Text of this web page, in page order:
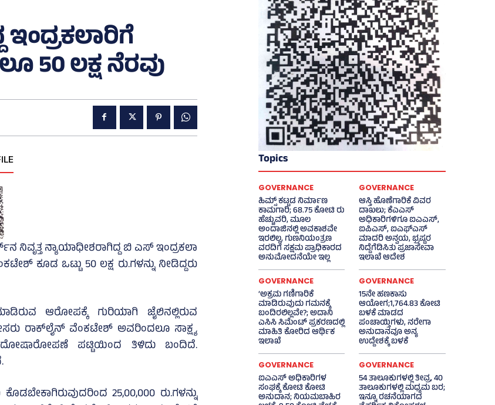
50 ಲಕ್ಷ ನೆರವು
ನಿವೃತ್ತ ನ್ಯಾಯಾಧೀಶರಾಗಿದ್ದ ಬಿ ಎಸ್‌ ಇಂದ್ರಕಲಾ
ಕೂಡ ಒಟ್ಟು 50 ಲಕ್ಷ ರು.ಗಳನ್ನು ನೀಡಿದ್ದರು
ಆರೋಪಕ್ಕೆ ಗುರಿಯಾಗಿ ಜೈಲಿನಲ್ಲಿರುವ
ರಾಕ್‌ಲೈನ್‌ ವೆಂಕಟೇಶ್‌ ಅವರಿಂದಲೂ ಸಾಕ್ಷ್ಯ
ದೋಷಾರೋಪಣೆ ಪಟ್ಟಿಯಿಂದ ತಿಳಿದು ಬಂದಿದೆ.
25,00,000 ರು.ಗಳನ್ನು
Topics
GOVERNANCE
ಹಿಮ್ಸ್‌ ಕಟ್ಟಡ ನಿರ್ಮಾಣ
ಕಾಮಗಾರಿ; 68.75 ಕೋಟಿ ರು
ಹೆಚ್ಚುವರಿ, ಮೂಲ
ಅಂದಾಜಿನಲ್ಲಿ ಅವಕಾಶವೇ
ಇರಲಿಲ್ಲ, ಗುಣನಿಯಂತ್ರಣ
ವರದಿಗೆ ಸಕ್ಷಮ ಪ್ರಾಧಿಕಾರದ
ಅನುಮೋದನೆಯೇ ಇಲ್ಲ
GOVERNANCE
ಆಸ್ತಿ ಹೊಣೆಗಾರಿಕೆ ವಿವರ
ದಾಖಲು; ಕೆಎಎಸ್
ಅಧಿಕಾರಿಗಳಿಗೂ ಐಎಎಸ್‌,
ಐಪಿಎಸ್‌, ಐಎಫ್‌ಎಸ್‌
ಮಾದರಿ ಅನ್ವಯ, ಭ್ರಷ್ಟರ
ನಿದ್ದೆಗೆಡಿಸಿತು ಪ್ರಜಾಸೇವಾ
ಇಲಾಖೆ ಆದೇಶ
GOVERNANCE
‘ಅಕ್ರಮ ಗಣಿಗಾರಿಕೆ
ಮಾಡಿರುವುದು ಗಮನಕ್ಕೆ
ಬಂದಿರಲಿಲ್ಲವೇ?; ಅದಾನಿ
ಎಸಿಸಿ ಸಿಮೆಂಟ್ ಪ್ರಕರಣದಲ್ಲಿ
ಮಾಹಿತಿ ಕೋರಿದ ಆರ್ಥಿಕ
ಇಲಾಖೆ
GOVERNANCE
15ನೇ ಹಣಕಾಸು
ಆಯೋಗ;1,764.83 ಕೋಟಿ
ಬಳಕೆ ಮಾಡದ
ಪಂಚಾಯ್ತಿಗಳು, ನರೇಗಾ
ಅನುದಾನವೂ ಅನ್ಯ
ಉದ್ದೇಶಕ್ಕೆ ಬಳಕೆ
GOVERNANCE
ಐಎಎಸ್‌ ಅಧಿಕಾರಿಗಳ
ಸಂಘಕ್ಕೆ ಕೋಟಿ ಕೋಟಿ
ಅನುದಾನ; ನಿಯಮಬಾಹಿರ
GOVERNANCE
54 ತಾಲೂಕುಗಳಲ್ಲಿ ತೀವ್ರ, 40
ತಾಲೂಕುಗಳಲ್ಲಿ ಮಧ್ಯಮ ಬರ;
ಇನ್ನೂ ರಚನೆಯಾಗದ